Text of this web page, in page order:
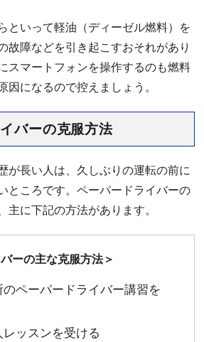
といって軽油（ディーゼル燃料）を
故障などを引き起こすおそれがあり
スマートフォンを操作するのも燃料
因になるので控えましょう。
バーの克服方法
が長い人は、久しぶりの運転の前に
ところです。ペーパードライバーの
主に下記の方法があります。
ーの主な克服方法＞
のペーパードライバー講習を
ッスンを受ける